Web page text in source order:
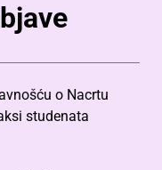
o Nacrtu
studenata